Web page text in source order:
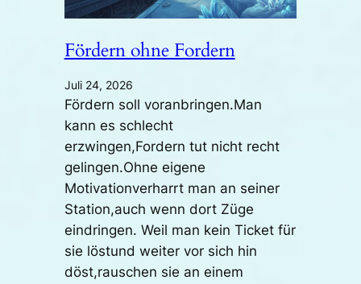
Fördern ohne Fordern
Juli 24, 2026
Fördern soll voranbringen.Man
kann es schlecht
erzwingen,Fordern tut nicht recht
gelingen.Ohne eigene
Motivationverharrt man an seiner
Station,auch wenn dort Züge
eindringen. Weil man kein Ticket für
sie löstund weiter vor sich hin
döst,rauschen sie an einem